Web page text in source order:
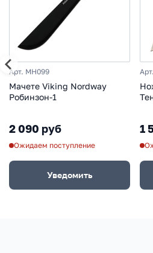
Арт. MH099
Мачете Viking Nordway
Робинзон-1
2 090 руб
Ожидаем поступление
Уведомить
1